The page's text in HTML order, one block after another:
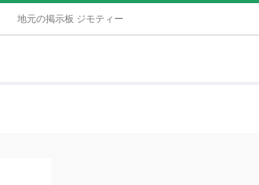
地元の掲示板 ジモティー